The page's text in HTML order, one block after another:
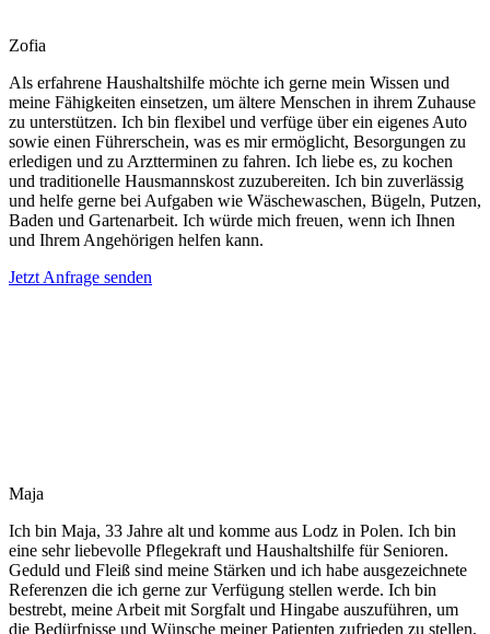
Zofia
Als erfahrene Haushaltshilfe möchte ich gerne mein Wissen und
meine Fähigkeiten einsetzen, um ältere Menschen in ihrem Zuhause
zu unterstützen. Ich bin flexibel und verfüge über ein eigenes Auto
sowie einen Führerschein, was es mir ermöglicht, Besorgungen zu
erledigen und zu Arztterminen zu fahren. Ich liebe es, zu kochen
und traditionelle Hausmannskost zuzubereiten. Ich bin zuverlässig
und helfe gerne bei Aufgaben wie Wäschewaschen, Bügeln, Putzen,
Baden und Gartenarbeit. Ich würde mich freuen, wenn ich Ihnen
und Ihrem Angehörigen helfen kann.
Jetzt Anfrage senden
Maja
Ich bin Maja, 33 Jahre alt und komme aus Lodz in Polen. Ich bin
eine sehr liebevolle Pflegekraft und Haushaltshilfe für Senioren.
Geduld und Fleiß sind meine Stärken und ich habe ausgezeichnete
Referenzen die ich gerne zur Verfügung stellen werde. Ich bin
bestrebt, meine Arbeit mit Sorgfalt und Hingabe auszuführen, um
die Bedürfnisse und Wünsche meiner Patienten zufrieden zu stellen.